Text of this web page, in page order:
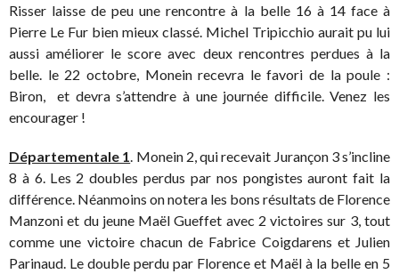
Risser laisse de peu une rencontre à la belle 16 à 14 face à
Pierre Le Fur bien mieux classé. Michel Tripicchio aurait pu lui
aussi améliorer le score avec deux rencontres perdues à la
belle. le 22 octobre, Monein recevra le favori de la poule :
Biron, et devra s’attendre à une journée difficile. Venez les
encourager !
Départementale 1 . Monein 2, qui recevait Jurançon 3 s’incline
8 à 6. Les 2 doubles perdus par nos pongistes auront fait la
différence. Néanmoins on notera les bons résultats de Florence
Manzoni et du jeune Maël Gueffet avec 2 victoires sur 3, tout
comme une victoire chacun de Fabrice Coigdarens et Julien
Parinaud. Le double perdu par Florence et Maël à la belle en 5